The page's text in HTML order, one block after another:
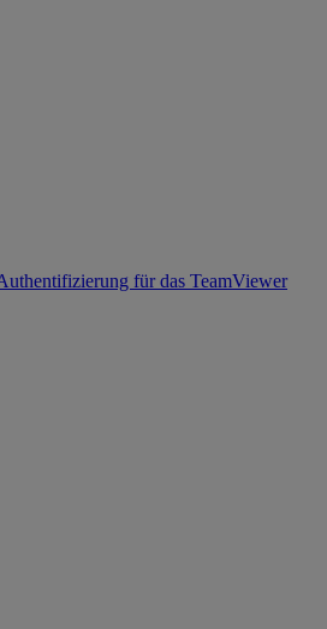
für das TeamViewer